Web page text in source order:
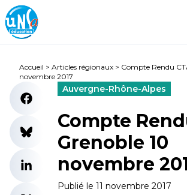
Accueil > Articles régionaux > Compte Rendu
novembre 2017
Auvergne-Rhône-Alpes
Compte
Grenoble 10
novembre
Publié le 11 novembre 2017